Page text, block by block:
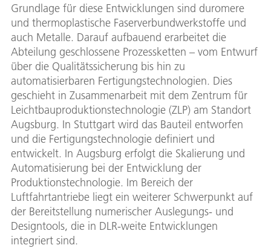
Grundlage für diese Entwicklungen sind duromere
und thermoplastische Faserverbundwerkstoffe und
auch Metalle. Darauf aufbauend erarbeitet die
Abteilung geschlossene Prozessketten – vom Entwurf
über die Qualitätssicherung bis hin zu
automatisierbaren Fertigungstechnologien. Dies
geschieht in Zusammenarbeit mit dem Zentrum für
Leichtbauproduktionstechnologie (ZLP) am Standort
Augsburg. In Stuttgart wird das Bauteil entworfen
und die Fertigungstechnologie definiert und
entwickelt. In Augsburg erfolgt die Skalierung und
Automatisierung bei der Entwicklung der
Produktionstechnologie. Im Bereich der
Luftfahrtantriebe liegt ein weiterer Schwerpunkt auf
der Bereitstellung numerischer Auslegungs- und
Designtools, die in DLR-weite Entwicklungen
integriert sind.